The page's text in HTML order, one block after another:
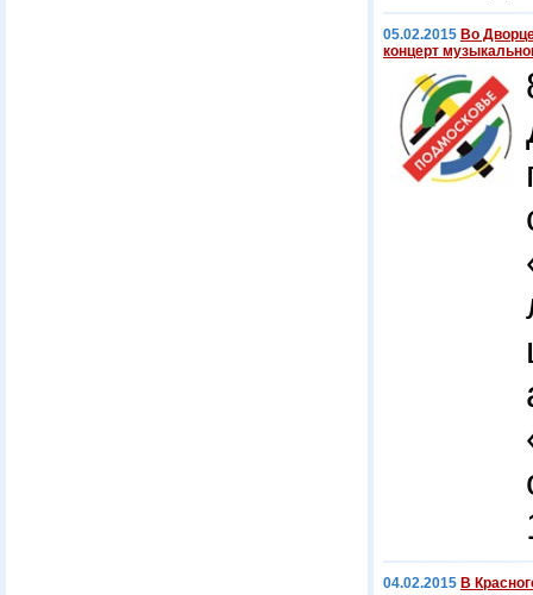
05.02.2015 Во
концерт
04.02.2015 В